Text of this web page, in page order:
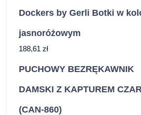
Dockers by Gerli Botki w
jasnoróżowym
188,61 zł
PUCHOWY BEZRĘKAWNIK
DAMSKI Z KAPTUREM
(CAN-860)